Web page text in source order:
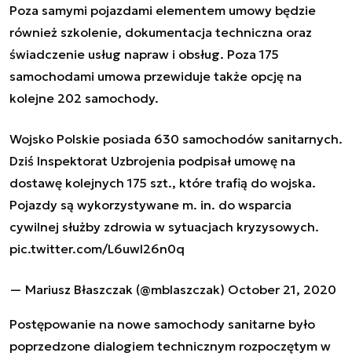
Poza samymi pojazdami elementem umowy będzie
również szkolenie, dokumentacja techniczna oraz
świadczenie usług napraw i obsług. Poza 175
samochodami umowa przewiduje także opcję na
kolejne 202 samochody.
Wojsko Polskie posiada 630 samochodów sanitarnych.
Dziś Inspektorat Uzbrojenia podpisał umowę na
dostawę kolejnych 175 szt., które trafią do wojska.
Pojazdy są wykorzystywane m. in. do wsparcia
cywilnej służby zdrowia w sytuacjach kryzysowych.
pic.twitter.com/L6uwI26n0q
— Mariusz Błaszczak (@mblaszczak) October 21, 2020
Postępowanie na nowe samochody sanitarne było
poprzedzone dialogiem technicznym rozpoczętym w